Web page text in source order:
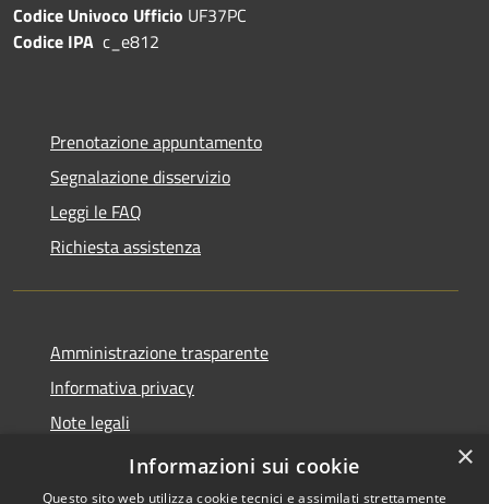
Codice Univoco Ufficio UF37PC
Codice IPA c_e812
Prenotazione appuntamento
Segnalazione disservizio
Leggi le FAQ
Richiesta assistenza
Amministrazione trasparente
Informativa privacy
Note legali
Dichiarazione di accessibilità
×
Informazioni sui cookie
Questo sito web utilizza cookie tecnici e assimilati strettamente